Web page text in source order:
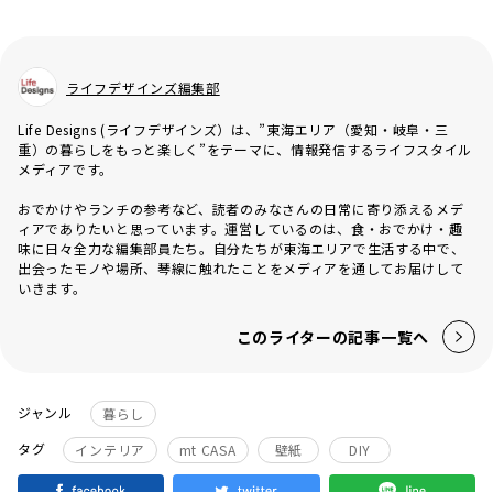
ライフデザインズ編集部
Life Designs (ライフデザインズ）は、”東海エリア（愛知・岐阜・三
重）の暮らしをもっと楽しく”をテーマに、情報発信するライフスタイル
メディアです。
おでかけやランチの参考など、読者のみなさんの日常に寄り添えるメデ
ィアでありたいと思っています。運営しているのは、食・おでかけ・趣
味に日々全力な編集部員たち。自分たちが東海エリアで生活する中で、
出会ったモノや場所、琴線に触れたことをメディアを通してお届けして
いきます。
このライターの記事一覧へ
ジャンル
暮らし
タグ
インテリア mt CASA 壁紙 DIY